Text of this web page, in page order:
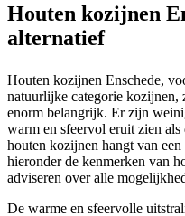
Houten kozijnen
alternatief
Houten kozijnen Enschede,
natuurlijke categorie kozijnen,
enorm belangrijk. Er zijn
warm en sfeervol eruit zien
houten kozijnen hangt van
hieronder de kenmerken van
adviseren over alle
De warme en sfeervolle